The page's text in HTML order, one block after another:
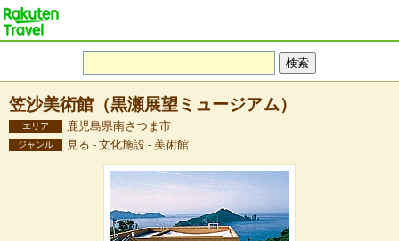
笠沙美術館（黒瀬展望ミュージアム）
エリア 鹿児島県南さつま市
ジャンル 見る - 文化施設 - 美術館